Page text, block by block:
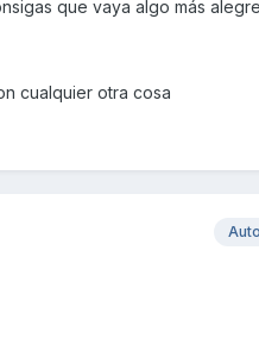
que vaya algo más
cualquier otra cosa